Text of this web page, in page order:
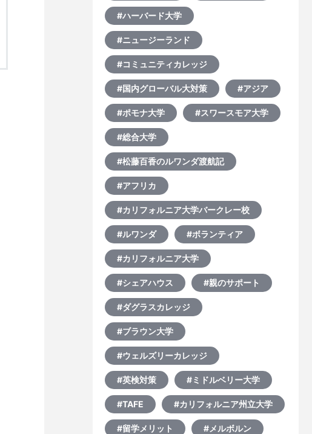
#ハーバード大学
#ニュージーランド
#コミュニティカレッジ
#国内グローバル大対策 #アジア
#ポモナ大学 #スワースモア大学
#総合大学
#松藤百香のルワンダ渡航記
#アフリカ
#カリフォルニア大学バークレー校
#ルワンダ #ボランティア
#カリフォルニア大学
#シェアハウス #親のサポート
#ダグラスカレッジ
#ブラウン大学
#ウェルズリーカレッジ
#英検対策 #ミドルベリー大学
#TAFE #カリフォルニア州立大学
#留学メリット #メルボルン